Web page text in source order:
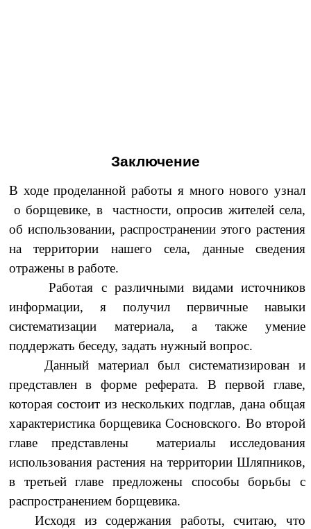
Заключение
В ходе проделанной работы я много нового узнал
о борщевике, в частности, опросив жителей села,
об использовании, распространении этого растения
на территории нашего села, данные сведения
отражены в работе.
Работая с различными видами источников
информации, я получил первичные навыки
систематизации материала, а также умение
поддержать беседу, задать нужный вопрос.
Данный материал был систематизирован и
представлен в форме реферата. В первой главе,
которая состоит из нескольких подглав, дана общая
характеристика борщевика Сосновского. Во второй
главе представлены материалы исследования
использования растения на территории Шляпников,
в третьей главе предложены способы борьбы с
распространением борщевика.
Исходя из содержания работы, считаю, что